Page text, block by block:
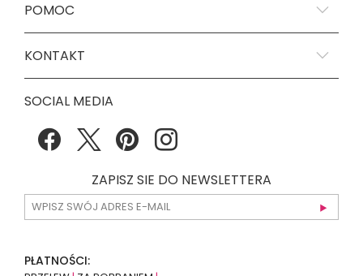
POMOC
KONTAKT
SOCIAL MEDIA
ZAPISZ SIE DO NEWSLETTERA
PŁATNOŚCI: